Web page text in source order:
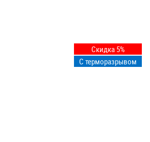
Скидка 5%
С терморазрывом